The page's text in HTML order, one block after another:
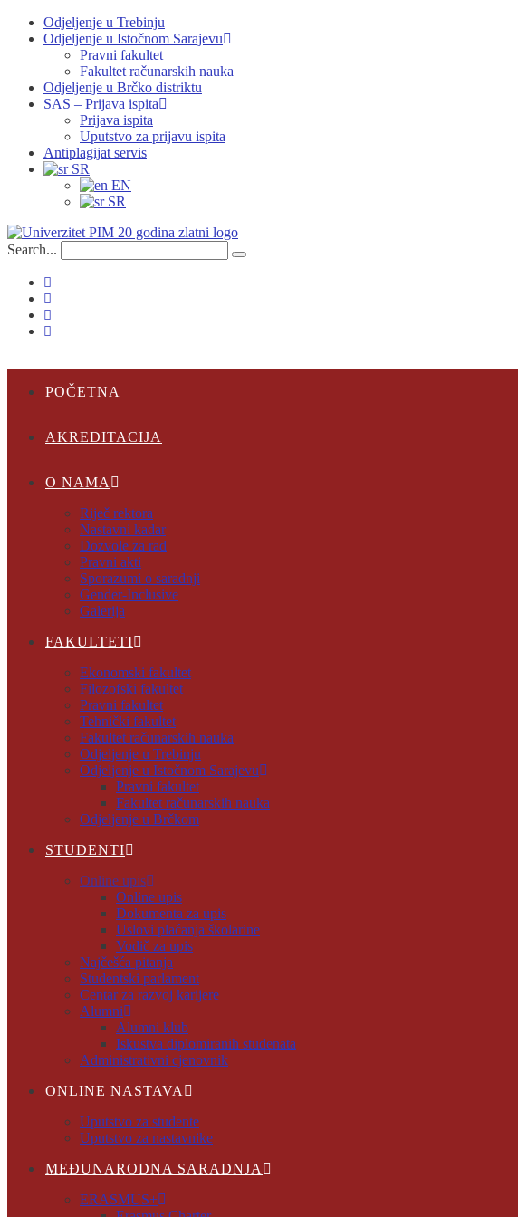
Odjeljenje u Trebinju
Odjeljenje u Istočnom Sarajevu
Pravni fakultet
Fakultet računarskih nauka
Odjeljenje u Brčko distriktu
SAS – Prijava ispita
Prijava ispita
Uputstvo za prijavu ispita
Antiplagijat servis
SR
EN
SR
Search...
POČETNA
AKREDITACIJA
O NAMA
Riječ rektora
Nastavni kadar
Dozvole za rad
Pravni akti
Sporazumi o saradnji
Gender-Inclusive
Galerija
FAKULTETI
Ekonomski fakultet
Filozofski fakultet
Pravni fakultet
Tehnički fakultet
Fakultet računarskih nauka
Odjeljenje u Trebinju
Odjeljenje u Istočnom Sarajevu
Pravni fakultet
Fakultet računarskih nauka
Odjeljenje u Brčkom
STUDENTI
Online upis
Online upis
Dokumenta za upis
Uslovi plaćanja školarine
Vodič za upis
Najčešća pitanja
Studentski parlament
Centar za razvoj karijere
Alumni
Alumni klub
Iskustva diplomiranih studenata
Administrativni cjenovnik
ONLINE NASTAVA
Uputstvo za studente
Uputstvo za nastavnike
MEĐUNARODNA SARADNJA
ERASMUS+